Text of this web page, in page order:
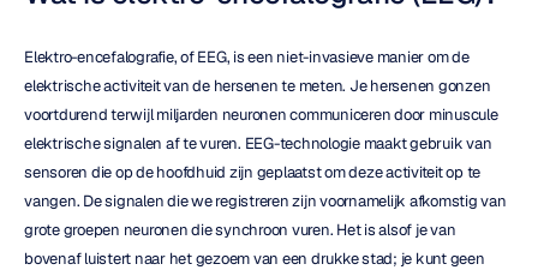
Elektro-encefalografie, of EEG, is een niet-invasieve manier om de
elektrische activiteit van de hersenen te meten. Je hersenen gonzen
voortdurend terwijl miljarden neuronen communiceren door minuscule
elektrische signalen af te vuren. EEG-technologie maakt gebruik van
sensoren die op de hoofdhuid zijn geplaatst om deze activiteit op te
vangen. De signalen die we registreren zijn voornamelijk afkomstig van
grote groepen neuronen die synchroon vuren. Het is alsof je van
bovenaf luistert naar het gezoem van een drukke stad; je kunt geen